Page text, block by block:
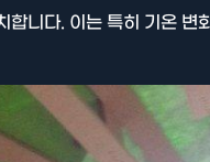
니다. 이는 특히 기온 변
AllBlog
방법에 대